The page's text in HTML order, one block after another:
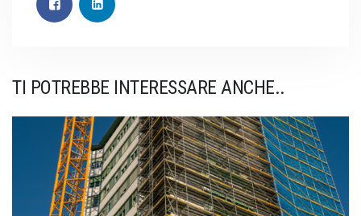
TI POTREBBE INTERESSARE ANCHE..